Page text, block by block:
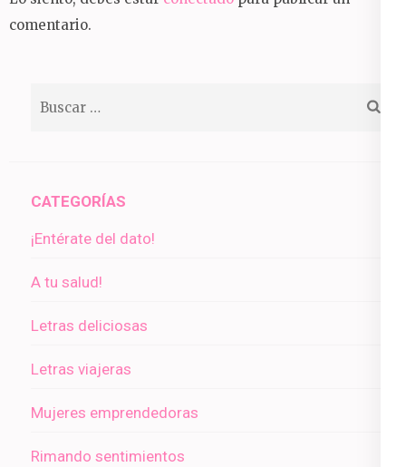
comentario.
CATEGORÍAS
¡Entérate del dato!
A tu salud!
Letras deliciosas
Letras viajeras
Mujeres emprendedoras
Rimando sentimientos